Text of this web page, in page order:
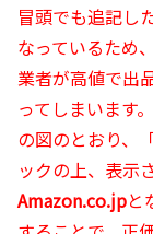
冒頭でも追記し
なっているため
業者が高値で出
ってしまいます
の図のとおり、
ックの上、表示
Amazon.co.jpと